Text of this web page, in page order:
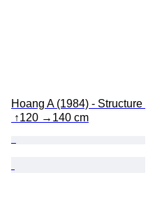
Hoang A (1984) - Structure
↑120 →140 cm